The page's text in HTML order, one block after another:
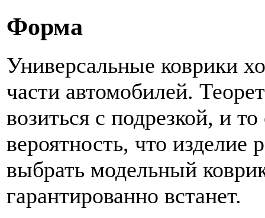
Форма
Универсальные коврики
части автомобилей.
возиться с подрезкой, и
вероятность, что изделие
выбрать модельный
гарантированно встанет.